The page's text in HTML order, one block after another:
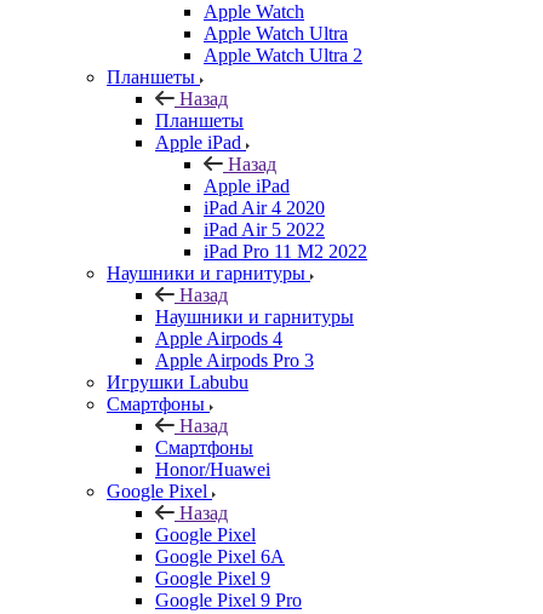
Apple Watch
Apple Watch Ultra
Apple Watch Ultra 2
Планшеты
Назад
Планшеты
Apple iPad
Назад
Apple iPad
iPad Air 4 2020
iPad Air 5 2022
iPad Pro 11 M2 2022
Наушники и гарнитуры
Назад
Наушники и гарнитуры
Apple Airpods 4
Apple Airpods Pro 3
Игрушки Labubu
Смартфоны
Назад
Смартфоны
Honor/Huawei
Google Pixel
Назад
Google Pixel
Google Pixel 6A
Google Pixel 9
Google Pixel 9 Pro